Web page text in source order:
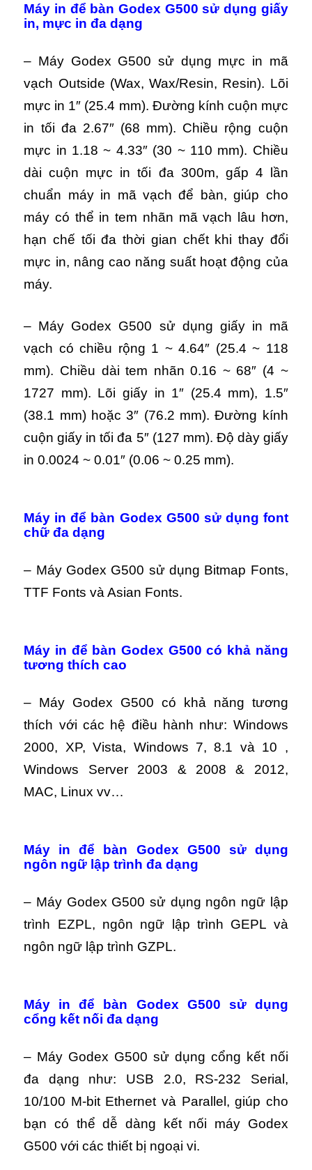
Máy in để bàn Godex G500 sử dụng giấy
in, mực in đa dạng
– Máy Godex G500 sử dụng mực in mã
vạch Outside (Wax, Wax/Resin, Resin). Lõi
mực in 1″ (25.4 mm). Đường kính cuộn mực
in tối đa 2.67″ (68 mm). Chiều rộng cuộn
mực in 1.18 ~ 4.33″ (30 ~ 110 mm). Chiều
dài cuộn mực in tối đa 300m, gấp 4 lần
chuẩn máy in mã vạch để bàn, giúp cho
máy có thể in tem nhãn mã vạch lâu hơn,
hạn chế tối đa thời gian chết khi thay đổi
mực in, nâng cao năng suất hoạt động của
máy.
– Máy Godex G500 sử dụng giấy in mã
vạch có chiều rộng 1 ~ 4.64″ (25.4 ~ 118
mm). Chiều dài tem nhãn 0.16 ~ 68″ (4 ~
1727 mm). Lõi giấy in 1″ (25.4 mm), 1.5″
(38.1 mm) hoặc 3″ (76.2 mm). Đường kính
cuộn giấy in tối đa 5″ (127 mm). Độ dày giấy
in 0.0024 ~ 0.01″ (0.06 ~ 0.25 mm).
Máy in để bàn Godex G500 sử dụng font
chữ đa dạng
– Máy Godex G500 sử dụng Bitmap Fonts,
TTF Fonts và Asian Fonts.
Máy in để bàn Godex G500 có khả năng
tương thích cao
– Máy Godex G500 có khả năng tương
thích với các hệ điều hành như: Windows
2000, XP, Vista, Windows 7, 8.1 và 10 ,
Windows Server 2003 & 2008 & 2012,
MAC, Linux vv…
Máy in để bàn Godex G500 sử dụng
ngôn ngữ lập trình đa dạng
– Máy Godex G500 sử dụng ngôn ngữ lập
trình EZPL, ngôn ngữ lập trình GEPL và
ngôn ngữ lập trình GZPL.
Máy in để bàn Godex G500 sử dụng
cổng kết nối đa dạng
– Máy Godex G500 sử dụng cổng kết nối
đa dạng như: USB 2.0, RS-232 Serial,
10/100 M-bit Ethernet và Parallel, giúp cho
bạn có thể dễ dàng kết nối máy Godex
G500 với các thiết bị ngoại vi.